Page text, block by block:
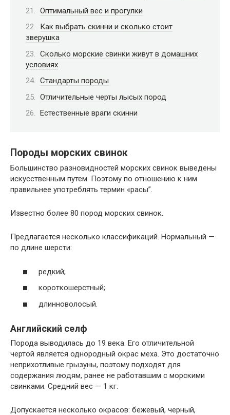
Оптимальный вес и прогулки
Как выбрать скинни и сколько стоит
зверушка
Сколько морские свинки живут в домашних
условиях
Стандарты породы
Отличительные черты лысых пород
Естественные враги скинни
Породы морских свинок
Большинство разновидностей морских свинок выведены
искусственным путем. Поэтому по отношению к ним
правильнее употреблять термин «расы”.
Известно более 80 пород морских свинок.
Предлагается несколько классификаций. Нормальный —
по длине шерсти:
редкий;
короткошерстный;
длинноволосый.
Английский селф
Порода выводилась до 19 века. Его отличительной
чертой является однородный окрас меха. Это достаточно
неприхотливые грызуны, поэтому подходят для
содержания людям, ранее не работавшим с морскими
свинками. Средний вес — 1 кг.
Допускается несколько окрасов: бежевый, черный,